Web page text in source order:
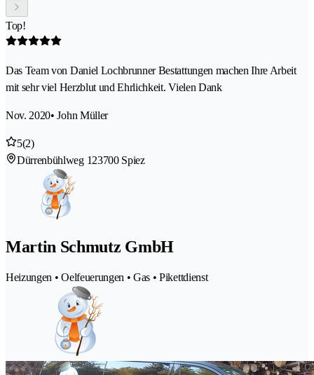
Top!
Das Team von Daniel Lochbrunner Bestattungen machen Ihre Arbeit
mit sehr viel Herzblut und Ehrlichkeit. Vielen Dank
Nov. 2020• John Müller
5(2)
Dürrenbühlweg 123700 Spiez
Martin Schmutz GmbH
Heizungen • Oelfeuerungen • Gas • Pikettdienst